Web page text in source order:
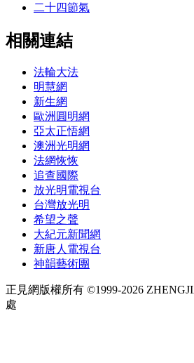
二十四節氣
相關連結
法輪大法
明慧網
新生網
歐洲圓明網
亞太正悟網
澳洲光明網
法網恢恢
追查國際
放光明電視台
台灣放光明
希望之聲
大紀元新聞網
新唐人電視台
神韻藝術團
正見網版權所有 ©1999-2026
處